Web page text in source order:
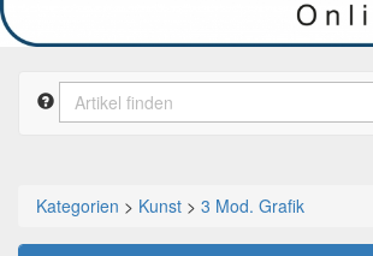
Kategorien > Kunst > 3 Mod. Grafik